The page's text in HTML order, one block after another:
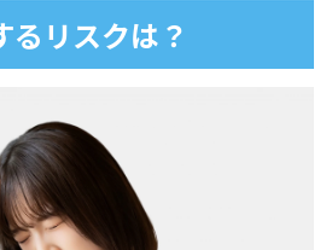
るリスクは？